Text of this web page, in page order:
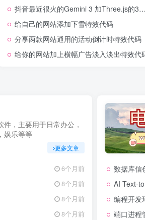
抖音最近很火的Gemini 3 加Three.js的3D粒子交互代码 共十三款
给自己的网站添加下雪特效代码
分享两款网站通用的活动倒计时特效代码
给你的网站加上横幅广告淡入淡出特效代
，主要用于日常办公，
娱乐等等
更多文章
6个月前
8个月前
8个月前
8个月前
数据库信
AI Text-
编程开发
端口进程